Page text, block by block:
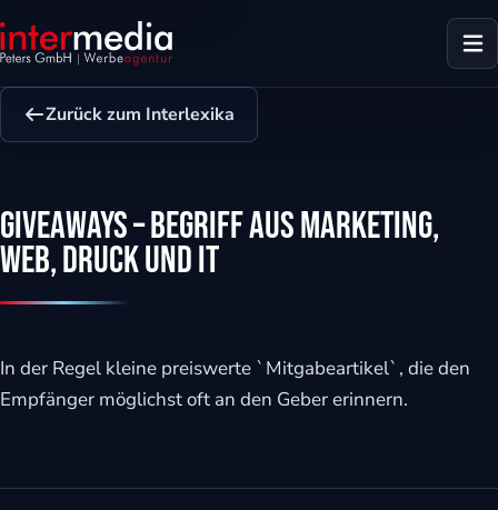
Zurück zum Interlexika
Giveaways – Begriff aus Marketing,
Web, Druck und IT
In der Regel kleine preiswerte `Mitgabeartikel`, die den
Empfänger möglichst oft an den Geber erinnern.